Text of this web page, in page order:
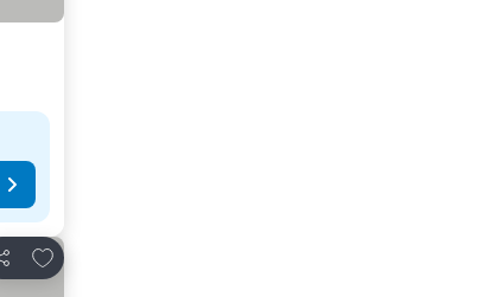
Udostępnij
Dodaj do ulubionych